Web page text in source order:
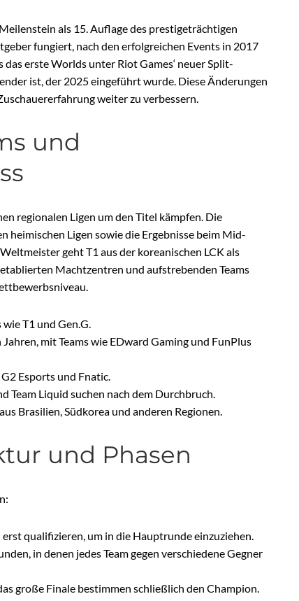
als 15. Auflage des prestigeträchtigen
fungiert, nach den erfolgreichen Events in 2017
erste Worlds unter Riot Games‘ neuer Split-
ist, der 2025 eingeführt wurde. Diese Änderungen
weiter zu verbessern.
und
regionalen Ligen um den Titel kämpfen. Die
Ligen sowie die Ergebnisse beim Mid-
geht T1 aus der koreanischen LCK als
Machtzentren und aufstrebenden Teams
T1 und Gen.G.
mit Teams wie EDward Gaming und FunPlus
Esports und Fnatic.
Team Liquid suchen nach dem Durchbruch.
Brasilien, Südkorea und anderen Regionen.
und Phasen
erst qualifizieren, um in die Hauptrunde einzuziehen.
in denen jedes Team gegen verschiedene Gegner
große Finale bestimmen schließlich den Champion.